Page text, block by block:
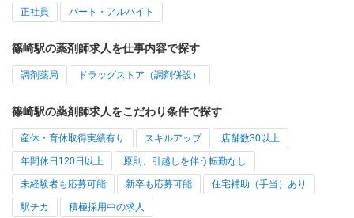
正社員 パート・アルバイト
篠崎駅の薬剤師求人を仕事内容で探す
調剤薬局 ドラッグストア（調剤併設）
篠崎駅の薬剤師求人をこだわり条件で探す
産休・育休取得実績有り スキルアップ 店舗数30以上
年間休日120日以上 原則、引越しを伴う転勤なし
未経験者も応募可能 新卒も応募可能 住宅補助（手当）あり
駅チカ 積極採用中の求人